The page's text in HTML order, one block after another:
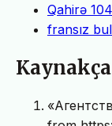
Qahirə 104
fransız
Kaynakça